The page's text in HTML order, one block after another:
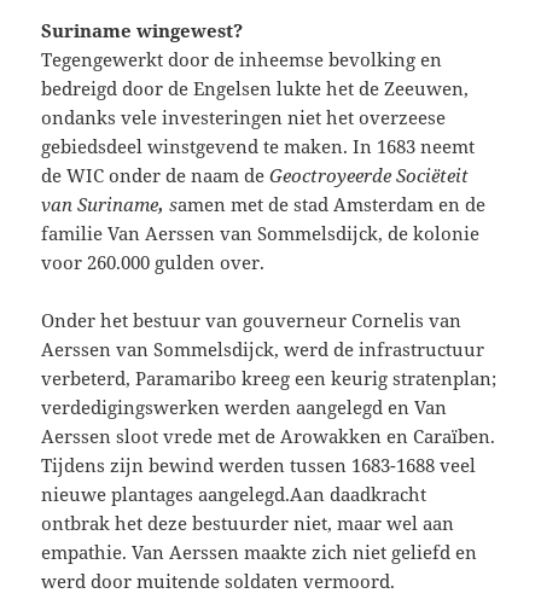
Suriname wingewest?
Tegengewerkt door de inheemse bevolking en
bedreigd door de Engelsen lukte het de Zeeuwen,
ondanks vele investeringen niet het overzeese
gebiedsdeel winstgevend te maken. In 1683 neemt
de WIC onder de naam deGeoctroyeerde Sociëteit
van Suriname,samen met de stad Amsterdam en de
familie Van Aerssen van Sommelsdijck, de kolonie
voor 260.000 gulden over.
Onder het bestuur van gouverneur Cornelis van
Aerssen van Sommelsdijck, werd de infrastructuur
verbeterd, Paramaribo kreeg een keurig stratenplan;
verdedigingswerken werden aangelegd en Van
Aerssen sloot vrede met de Arowakken en Caraïben.
Tijdens zijn bewind werden tussen 1683-1688 veel
nieuwe plantages aangelegd.Aan daadkracht
ontbrak het deze bestuurder niet, maar wel aan
empathie. Van Aerssen maakte zich niet geliefd en
werd door muitende soldaten vermoord.